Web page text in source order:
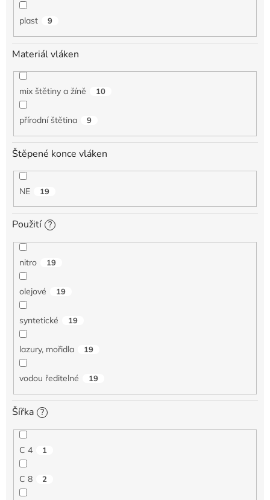
plast 9
Materiál vláken
mix štětiny a žíně 10
přírodní štětina 9
Štěpené konce vláken
NE 19
Použití ?
nitro 19
olejové 19
syntetické 19
lazury, mořidla 19
vodou ředitelné 19
Šířka ?
C 4 1
C 8 2